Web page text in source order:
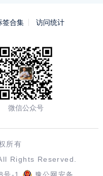
签合集 访问统计
微信公众号
所有
Rights Reserved.